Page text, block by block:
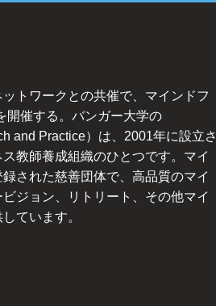
トワークとの共催で、マインドフ
開催する。バンガー大学の
and Practice）は、2001年に設立さ
教師養成組織のひとつです。マイ
された慈善団体で、高品質のマイ
ジョン、リトリート、その他マイ
ています。